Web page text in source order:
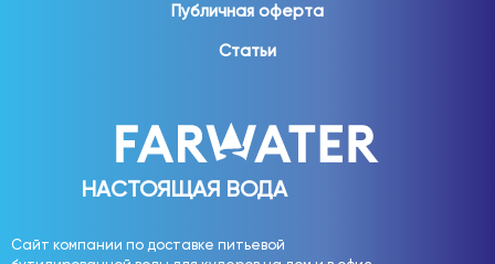
НАСТОЯЩАЯ ВОДА
Сайт компании по доставке питьевой
Публичная оферта
Статьи